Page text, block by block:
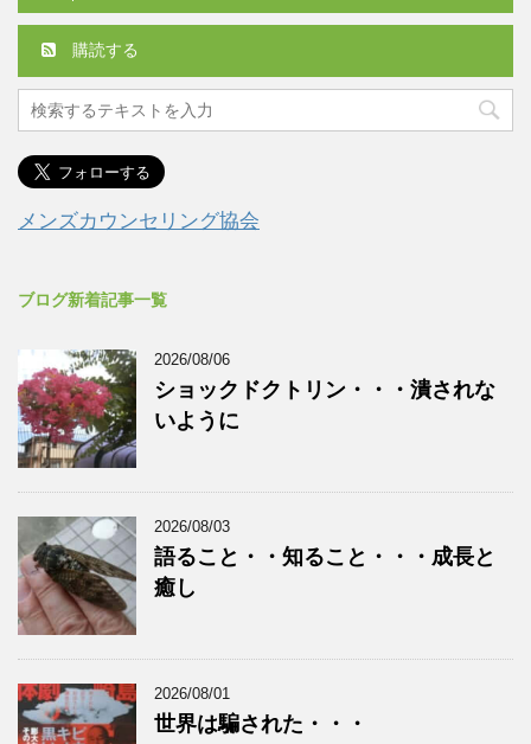
購読する
メンズカウンセリング協会
ブログ新着記事一覧
2026/08/06
ショックドクトリン・・・潰されな
いように
2026/08/03
語ること・・知ること・・・成長と
癒し
2026/08/01
世界は騙された・・・